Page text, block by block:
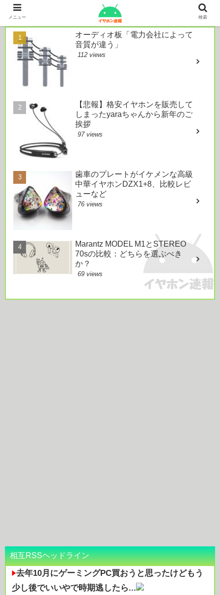
本日のおすすめ
オーディオ板「電力会社によって
音質が違う」
112 views
【悲報】格安イヤホンを販売して
しまったyaraちゃんから新年のご
挨拶
97 views
歯車のプレートがイケメンな高級
中華イヤホンDZX1+8、比較レビ
ューなど
76 views
Marantz MODEL M1とSTEREO
70sの比較：どちらを選ぶべき
か？
69 views
相互RSSヘッドライン
去年10月にゲーミングPC買おうと思ったけどもう
少し後でいいやで時期逃したら...
メニュー 検索